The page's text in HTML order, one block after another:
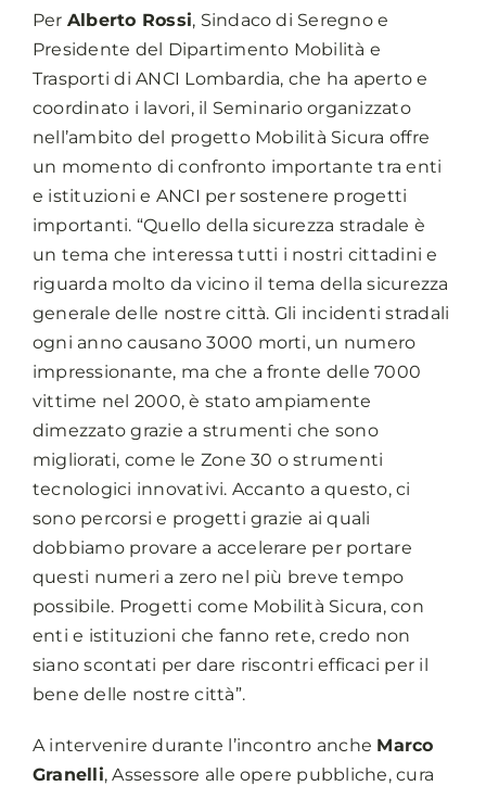
Per Alberto Rossi, Sindaco di Seregno e
Presidente del Dipartimento Mobilità e
Trasporti di ANCI Lombardia, che ha aperto e
coordinato i lavori, il Seminario organizzato
nell’ambito del progetto Mobilità Sicura offre
un momento di confronto importante tra enti
e istituzioni e ANCI per sostenere progetti
importanti. “Quello della sicurezza stradale è
un tema che interessa tutti i nostri cittadini e
riguarda molto da vicino il tema della sicurezza
generale delle nostre città. Gli incidenti stradali
ogni anno causano 3000 morti, un numero
impressionante, ma che a fronte delle 7000
vittime nel 2000, è stato ampiamente
dimezzato grazie a strumenti che sono
migliorati, come le Zone 30 o strumenti
tecnologici innovativi. Accanto a questo, ci
sono percorsi e progetti grazie ai quali
dobbiamo provare a accelerare per portare
questi numeri a zero nel più breve tempo
possibile. Progetti come Mobilità Sicura, con
enti e istituzioni che fanno rete, credo non
siano scontati per dare riscontri efficaci per il
bene delle nostre città”.
A intervenire durante l’incontro anche Marco
Granelli, Assessore alle opere pubbliche, cura